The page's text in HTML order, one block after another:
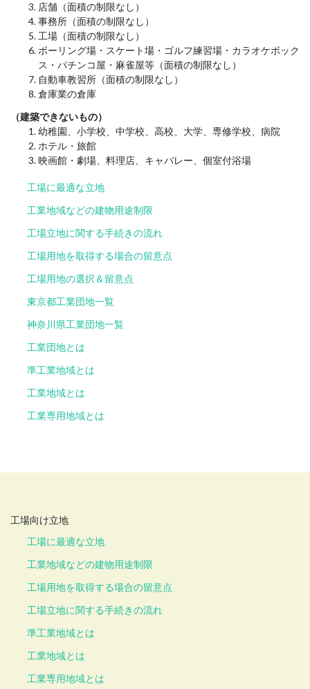
店舗（面積の制限なし）
事務所（面積の制限なし）
工場（面積の制限なし）
ボーリング場・スケート場・ゴルフ練習場・カラオケボック
ス・パチンコ屋・麻雀屋等（面積の制限なし）
自動車教習所（面積の制限なし）
倉庫業の倉庫
（建築できないもの）
幼稚園、小学校、中学校、高校、大学、専修学校、病院
ホテル・旅館
映画館・劇場、料理店、キャバレー、個室付浴場
工場に最適な立地
工業地域などの建物用途制限
工場立地に関する手続きの流れ
工場用地を取得する場合の留意点
工場用地の選択＆留意点
東京都工業団地一覧
神奈川県工業団地一覧
工業団地とは
準工業地域とは
工業地域とは
工業専用地域とは
工場向け立地
工場に最適な立地
工業地域などの建物用途制限
工場用地を取得する場合の留意点
工場立地に関する手続きの流れ
準工業地域とは
工業地域とは
工業専用地域とは